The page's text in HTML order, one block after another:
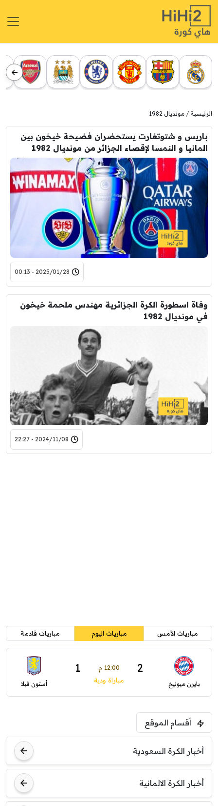
الرئيسية مونديال 1982
باريس و شتوتغارت يستحضران فضيحة خيخون بين
المانيا و النمسا لإقصاء الجزائر من مونديال 1982
2025/01/28 - 00:13
وفاة اسطورة الكرة الجزائرية مهندس ملحمة خيخون
في مونديال 1982
2024/11/08 - 22:27
مباريات الأمس مباريات اليوم مباريات قادمة
بايرن ميونيخ
2 12:00 م 1
مباراة ودية أستون فيلا
أقسام الموقع
أخبار الكرة السعودية
أخبار الكرة الالمانية